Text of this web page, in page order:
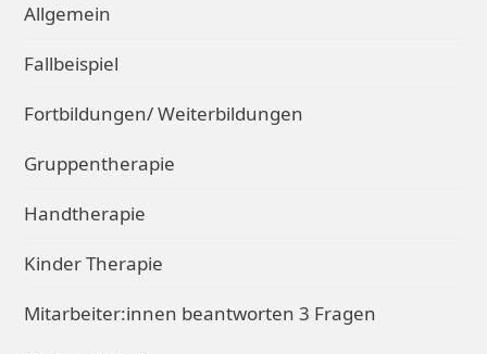
Allgemein
Fallbeispiel
Fortbildungen/ Weiterbildungen
Gruppentherapie
Handtherapie
Kinder Therapie
Mitarbeiter:innen beantworten 3 Fragen